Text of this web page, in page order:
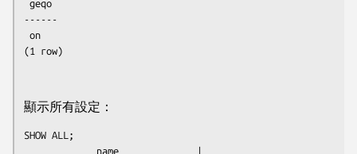
------
(1 row)
顯示所有設定：
SHOW ALL;